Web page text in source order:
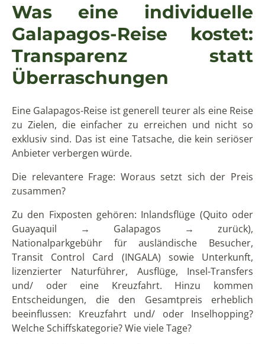
Was eine individuelle
Galapagos-Reise kostet:
Transparenz statt
Überraschungen
Eine Galapagos-Reise ist generell teurer als eine Reise
zu Zielen, die einfacher zu erreichen und nicht so
exklusiv sind. Das ist eine Tatsache, die kein seriöser
Anbieter verbergen würde.
Die relevantere Frage: Woraus setzt sich der Preis
zusammen?
Zu den Fixposten gehören: Inlandsflüge (Quito oder
Guayaquil → Galapagos → zurück),
Nationalparkgebühr für ausländische Besucher,
Transit Control Card (INGALA) sowie Unterkunft,
lizenzierter Naturführer, Ausflüge, Insel-Transfers
und/ oder eine Kreuzfahrt. Hinzu kommen
Entscheidungen, die den Gesamtpreis erheblich
beeinflussen: Kreuzfahrt und/ oder Inselhopping?
Welche Schiffskategorie? Wie viele Tage?